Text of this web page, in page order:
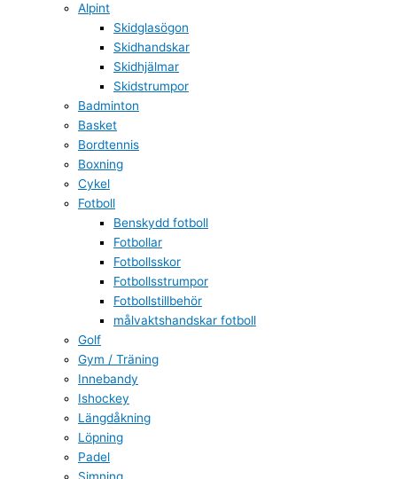
Alpint
Skidglasögon
Skidhandskar
Skidhjälmar
Skidstrumpor
Badminton
Basket
Bordtennis
Boxning
Cykel
Fotboll
Benskydd fotboll
Fotbollar
Fotbollsskor
Fotbollsstrumpor
Fotbollstillbehör
målvaktshandskar fotboll
Golf
Gym / Träning
Innebandy
Ishockey
Längdåkning
Löpning
Padel